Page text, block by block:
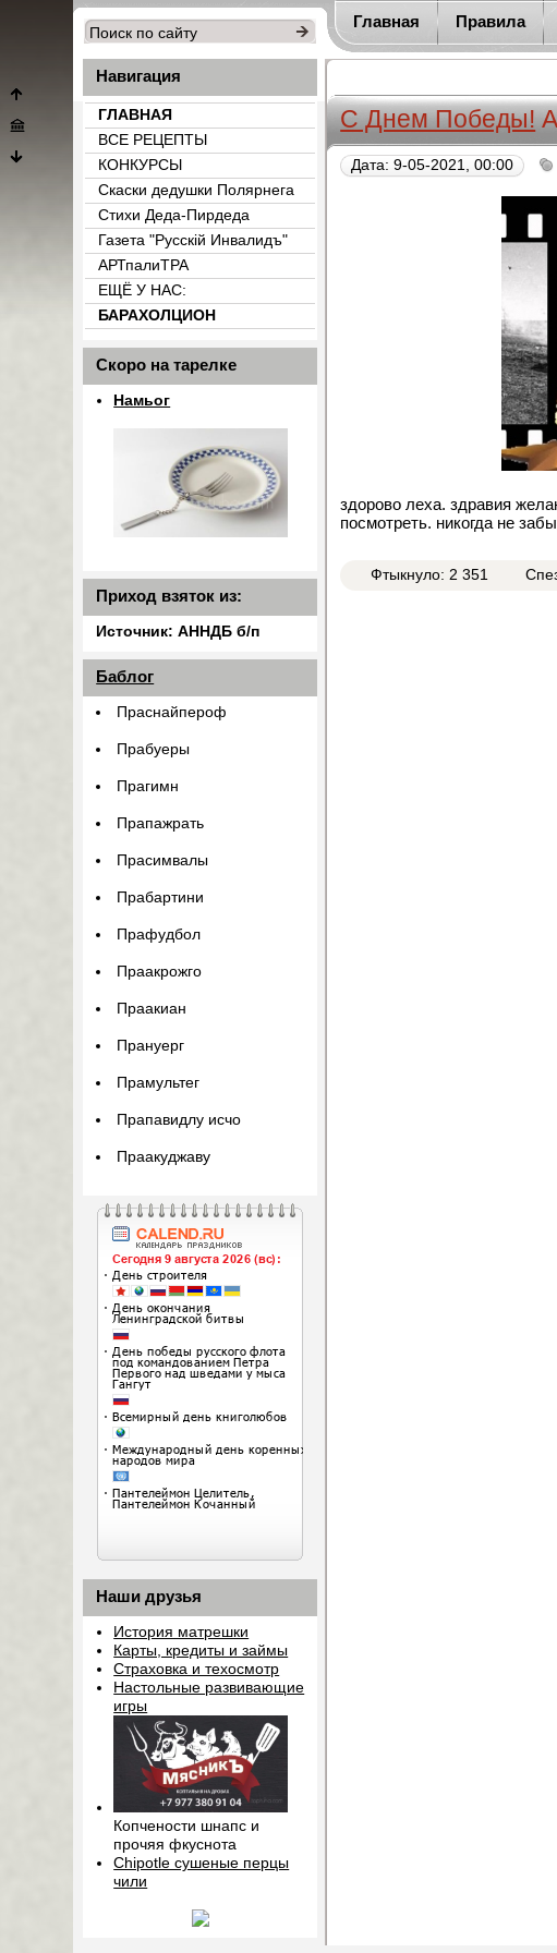
Главная Правила
С Днем Победы!
Дата: 9-05-2021, 00:00
здорово леха. здравия
посмотреть. никогда не
Фтыкнуло: 2 351
Навигация
ГЛАВНАЯ
ВСЕ РЕЦЕПТЫ
КОНКУРСЫ
Скаски дедушки Полярнега
Стихи Деда-Пирдеда
Газета "Русскiй Инвалидъ"
АРТпалиТРА
ЕЩЁ У НАС:
БАРАХОЛЦИОН
Скоро на тарелке
Намьог
Приход взяток из:
Источник: АННДБ б/п
Баблог
Праснайпероф
Прабуеры
Прагимн
Прапажрать
Прасимвалы
Прабартини
Прафудбол
Праакрожго
Праакиан
Прануерг
Прамультег
Прапавидлу исчо
Праакуджаву
Наши друзья
История матрешки
Карты, кредиты и займы
Страховка и техосмотр
Настольные развивающие
игры
Копчености шнапс и
прочяя фкуснота
Chipotle сушеные перцы
чили